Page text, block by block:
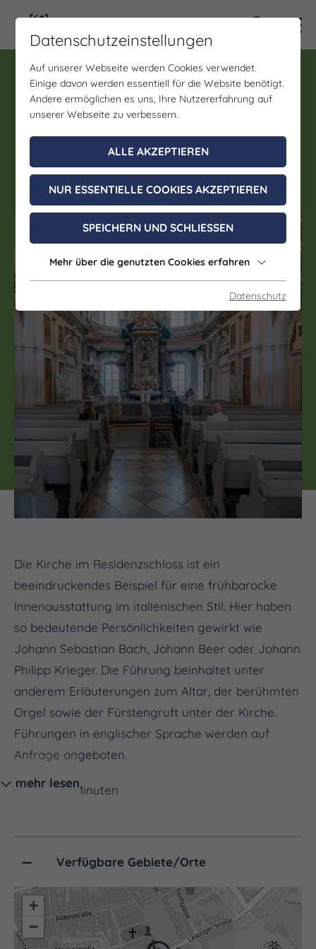
Führung, Eintritt
Führung in der
Schlosskirche Sankt
Trinitatis im Schloss Neu-
Augustusburg Weißenfels
Die Kirche im Residenzschloss ist ein
beeindruckendes Beispiel für eine frühbarocke
Innenausstattung im italienischen Stil. Hier haben
so bedeutende Persönlichkeiten gewirkt wie
Johann Sebastian Bach, Johann Beer oder Johann
Philipp Krieger. Die Führung beinhaltet unter
anderem Erläuterungen zum Altar, der berühmten
Orgel sowie der Fürstengruft unter der Kirche.
Führungen in englischer Sprache werden auf
Anfrage angeboten.
Dauer:30 Minuten
Buchungshinweise:
Gruppen: ab 10 Personen
Eintritt: regulär 6 €, ermäßigt 4 €
mehr lesen
Verfügbare Gebiete/Orte
+
−
Datenschutzeinstellungen
Auf unserer Webseite werden Cookies verwendet.
Einige davon werden essentiell für die Website benötigt.
Andere ermöglichen es uns, Ihre Nutzererfahrung auf
unserer Webseite zu verbessern.
ALLE AKZEPTIEREN
NUR ESSENTIELLE COOKIES AKZEPTIEREN
SPEICHERN UND SCHLIESSEN
Mehr über die genutzten Cookies erfahren
Datenschutz